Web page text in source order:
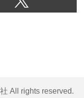
All rights reserved.